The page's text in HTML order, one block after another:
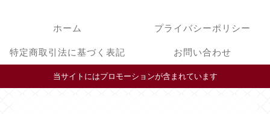
ホーム プライバシーポリシー
特定商取引法に基づく表記 お問い合わせ
当サイトにはプロモーションが含まれています